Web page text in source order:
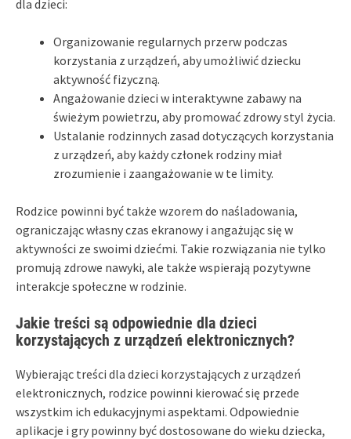
dla dzieci:
Organizowanie regularnych przerw podczas
korzystania z urządzeń, aby umożliwić dziecku
aktywność fizyczną.
Angażowanie dzieci w interaktywne zabawy na
świeżym powietrzu, aby promować zdrowy styl życia.
Ustalanie rodzinnych zasad dotyczących korzystania
z urządzeń, aby każdy członek rodziny miał
zrozumienie i zaangażowanie w te limity.
Rodzice powinni być także wzorem do naśladowania,
ograniczając własny czas ekranowy i angażując się w
aktywności ze swoimi dziećmi. Takie rozwiązania nie tylko
promują zdrowe nawyki, ale także wspierają pozytywne
interakcje społeczne w rodzinie.
Jakie treści są odpowiednie dla dzieci
korzystających z urządzeń elektronicznych?
Wybierając treści dla dzieci korzystających z urządzeń
elektronicznych, rodzice powinni kierować się przede
wszystkim ich edukacyjnymi aspektami. Odpowiednie
aplikacje i gry powinny być dostosowane do wieku dziecka,